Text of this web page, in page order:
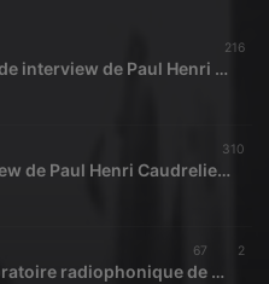
216
Capsule #12: seconde interview de Paul Henri Caudrelier, magnétiseur, qui répond aux questions que vous nous avez posées suite à la capsule #11
310
Capsule #11: Interview de Paul Henri Caudrelier, magnétiseur, qui nous éclaire, entre autre, sur le champ électro-magnétique.
67 2
capsule #10 du laboratoire radiophonique de Walter de Mehlknepfle - Pluie de René-François Sully Prudhomme